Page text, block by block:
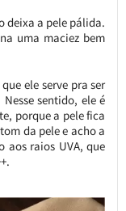
deixa a pele pálida.
uma maciez bem
ele serve pra ser
sentido, ele é
porque a pele fica
da pele e acho a
aos raios UVA, que